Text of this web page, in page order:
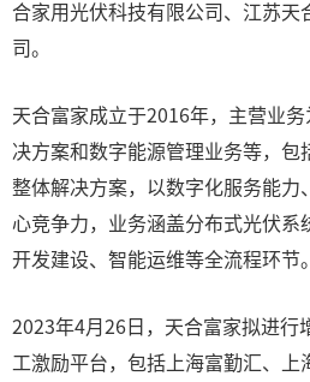
合家用光伏科技有限公司、江苏
司。
天合富家成立于2016年，主营业
决方案和数字能源管理业务等，
整体解决方案，以数字化服务能
心竞争力，业务涵盖分布式光伏系
开发建设、智能运维等全流程环节。
2023年4月26日，天合富家拟进行
工激励平台，包括上海富勤汇、上